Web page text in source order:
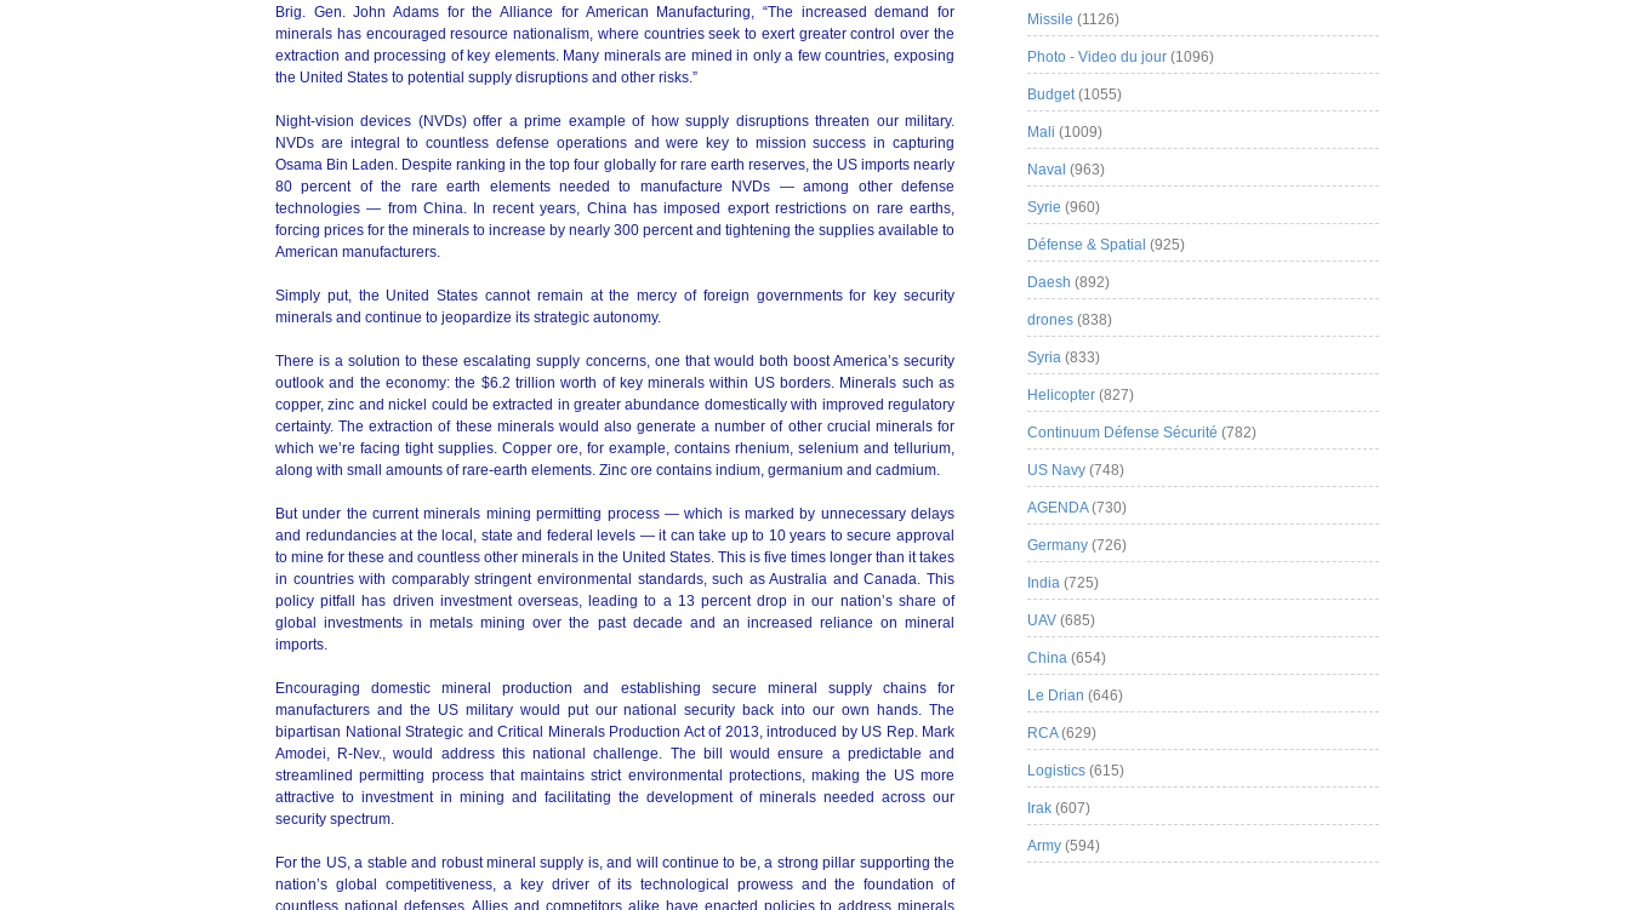
Brig. Gen. John Adams for the Alliance for American Manufacturing, “The increased demand for
minerals has encouraged resource nationalism, where countries seek to exert greater control over the
extraction and processing of key elements. Many minerals are mined in only a few countries, exposing
the United States to potential supply disruptions and other risks.”
Night-vision devices (NVDs) offer a prime example of how supply disruptions threaten our military.
NVDs are integral to countless defense operations and were key to mission success in capturing
Osama Bin Laden. Despite ranking in the top four globally for rare earth reserves, the US imports nearly
80 percent of the rare earth elements needed to manufacture NVDs — among other defense
technologies — from China. In recent years, China has imposed export restrictions on rare earths,
forcing prices for the minerals to increase by nearly 300 percent and tightening the supplies available to
American manufacturers.
Simply put, the United States cannot remain at the mercy of foreign governments for key security
minerals and continue to jeopardize its strategic autonomy.
There is a solution to these escalating supply concerns, one that would both boost America’s security
outlook and the economy: the $6.2 trillion worth of key minerals within US borders. Minerals such as
copper, zinc and nickel could be extracted in greater abundance domestically with improved regulatory
certainty. The extraction of these minerals would also generate a number of other crucial minerals for
which we’re facing tight supplies. Copper ore, for example, contains rhenium, selenium and tellurium,
along with small amounts of rare-earth elements. Zinc ore contains indium, germanium and cadmium.
But under the current minerals mining permitting process — which is marked by unnecessary delays
and redundancies at the local, state and federal levels — it can take up to 10 years to secure approval
to mine for these and countless other minerals in the United States. This is five times longer than it takes
in countries with comparably stringent environmental standards, such as Australia and Canada. This
policy pitfall has driven investment overseas, leading to a 13 percent drop in our nation’s share of
global investments in metals mining over the past decade and an increased reliance on mineral
imports.
Encouraging domestic mineral production and establishing secure mineral supply chains for
manufacturers and the US military would put our national security back into our own hands. The
bipartisan National Strategic and Critical Minerals Production Act of 2013, introduced by US Rep. Mark
Amodei, R-Nev., would address this national challenge. The bill would ensure a predictable and
streamlined permitting process that maintains strict environmental protections, making the US more
attractive to investment in mining and facilitating the development of minerals needed across our
security spectrum.
For the US, a stable and robust mineral supply is, and will continue to be, a strong pillar supporting the
nation’s global competitiveness, a key driver of its technological prowess and the foundation of
countless national defenses. Allies and competitors alike have enacted policies to address minerals
Missile (1126)
Photo - Video du jour (1096)
Budget(1055)
Mali (1009)
Naval (963)
Syrie (960)
Défense & Spatial (925)
Daesh (892)
drones (838)
Syria (833)
Helicopter (827)
Continuum Défense Sécurité (782)
US Navy (748)
AGENDA(730)
Germany (726)
India (725)
UAV (685)
China (654)
Le Drian (646)
RCA(629)
Logistics (615)
Irak (607)
Army (594)